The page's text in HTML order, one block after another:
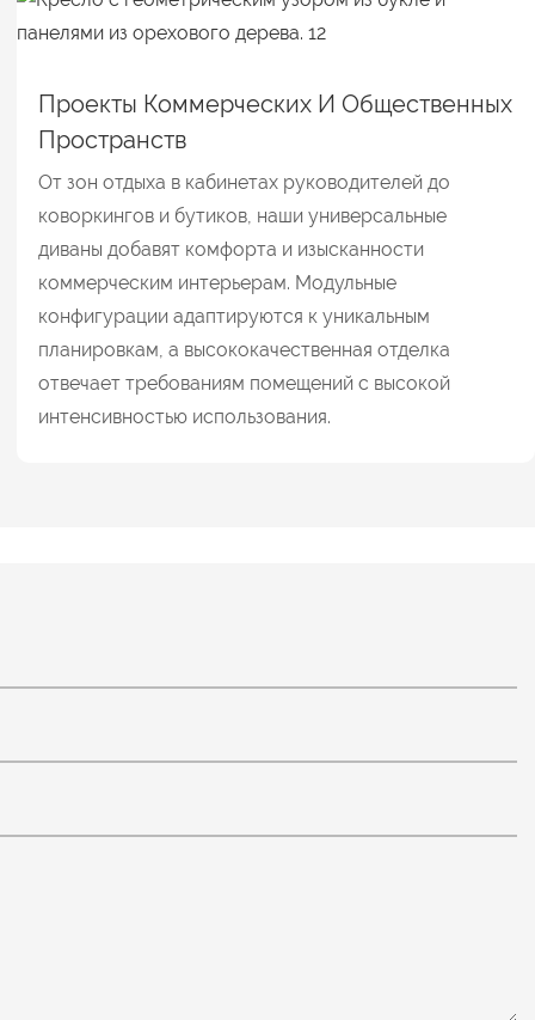
Проекты Коммерческих И Общественных
Пространств
От зон отдыха в кабинетах руководителей до
коворкингов и бутиков, наши универсальные
диваны добавят комфорта и изысканности
коммерческим интерьерам. Модульные
конфигурации адаптируются к уникальным
планировкам, а высококачественная отделка
отвечает требованиям помещений с высокой
интенсивностью использования.